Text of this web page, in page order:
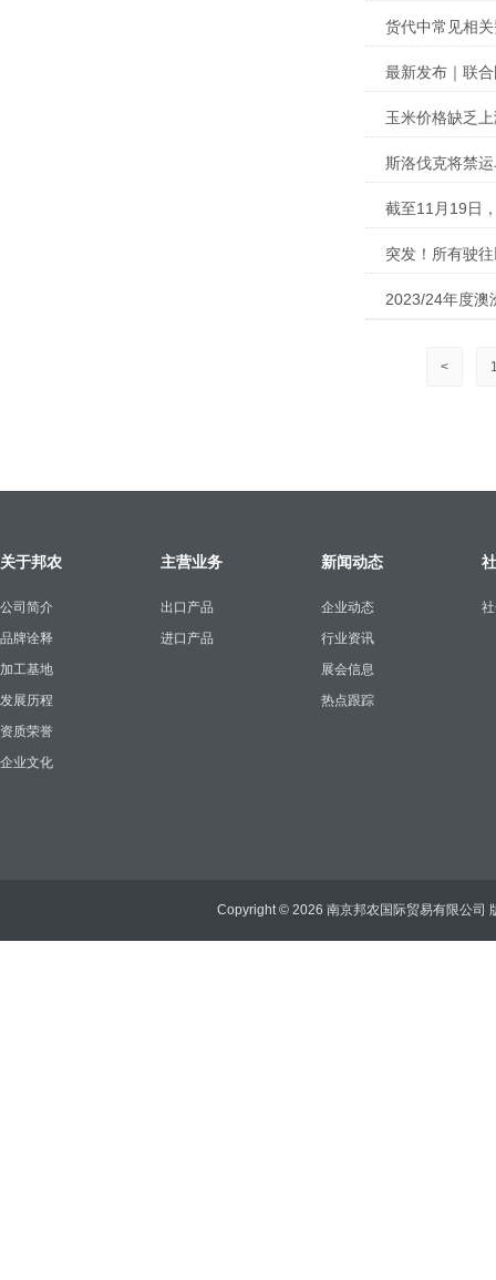
货代中常见相
最新发布｜联
玉米价格缺乏
斯洛伐克将禁
截至11月19日
突发！所有驶
2023/24年度澳
<
关于邦农
公司简介
品牌诠释
加工基地
发展历程
资质荣誉
企业文化
主营业务
出口产品
进口产品
新闻动态
企业动态
行业资讯
展会信息
热点跟踪
Copyright © 2026 南京邦农国际贸易有限公司